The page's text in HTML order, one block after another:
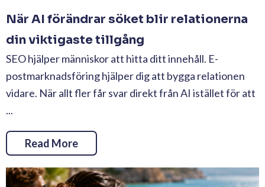
När AI förändrar söket blir relationerna
din viktigaste tillgång
SEO hjälper människor att hitta ditt innehåll. E-
postmarknadsföring hjälper dig att bygga relationen
vidare. När allt fler får svar direkt från AI istället för att
...
Read More